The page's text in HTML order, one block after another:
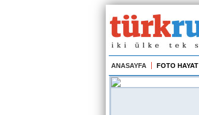
ANASAYFA FOTO HAYAT